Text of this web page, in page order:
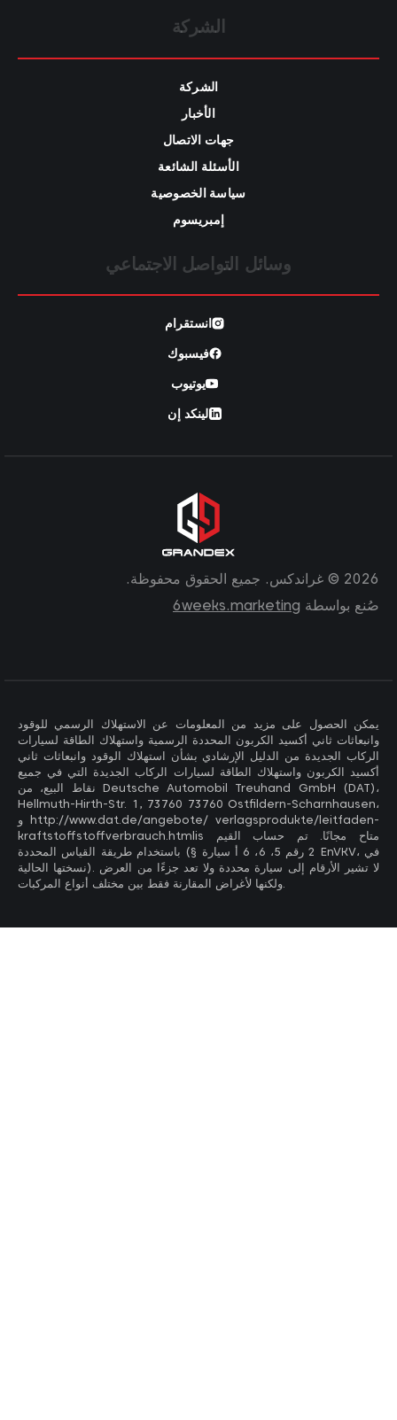
الشركة
الشركة
الأخبار
جهات الاتصال
الأسئلة الشائعة
سياسة الخصوصية
إمبريسوم
وسائل التواصل الاجتماعي
انستقرام
فيسبوك
يوتيوب
لينكد إن
2026 © غراندكس. جميع الحقوق محفوظة.
صُنع بواسطة 6weeks.marketing
يمكن الحصول على مزيد من المعلومات عن الاستهلاك الرسمي للوقود
وانبعاثات ثاني أكسيد الكربون المحددة الرسمية واستهلاك الطاقة لسيارات
الركاب الجديدة من الدليل الإرشادي بشأن استهلاك الوقود وانبعاثات ثاني
أكسيد الكربون واستهلاك الطاقة لسيارات الركاب الجديدة التي في جميع
نقاط البيع، من Deutsche Automobil Treuhand GmbH (DAT)،
Hellmuth-Hirth-Str. 1, 73760 73760 Ostfildern-Scharnhausen،
و http://www.dat.de/angebote/ verlagsprodukte/leitfaden-
kraftstoffstoffverbrauch.htmlis متاح مجانًا. تم حساب القيم
باستخدام طريقة القياس المحددة (§ 2 رقم 5، 6، 6 أ سيارة EnVKV، في
نسختها الحالية). لا تشير الأرقام إلى سيارة محددة ولا تعد جزءًا من العرض
ولكنها لأغراض المقارنة فقط بين مختلف أنواع المركبات.